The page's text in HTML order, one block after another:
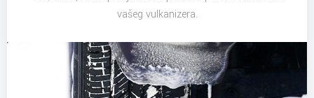
vašeg vulkanizera.